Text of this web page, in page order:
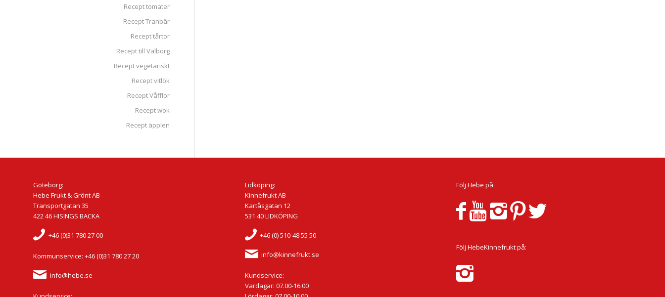
Recept tomater
Recept Tranbär
Recept tårtor
Recept till Valborg
Recept vegetariskt
Recept vitlök
Recept Våfflor
Recept wok
Recept äpplen
Göteborg:
Hebe Frukt & Grönt AB
Transportgatan 35
422 46 HISINGS BACKA
+46 (0)31 780 27 00
Kommunservice: +46 (0)31 780 27 20
info@hebe.se
Lidköping:
Kinnefrukt AB
Kartåsgatan 12
531 40 LIDKÖPING
+46 (0) 510-48 55 50
info@kinnefrukt.se
Kundservice:
Vardagar: 07.00-16.00
Följ Hebe på:
Följ HebeKinnefrukt på: